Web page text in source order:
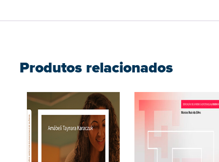
Produtos relacionados